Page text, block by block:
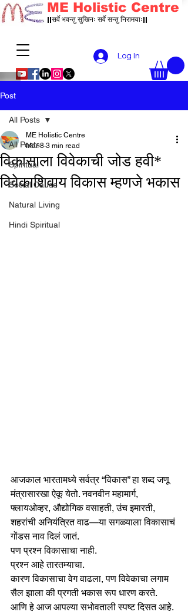
ME Holistic Centre
||सर्वे भवन्तु सुखिनः सर्वे सन्तु निरामयाः||
Log In
Post
All Posts
Spiritual
Social Cause
Natural Living
Hindi Spiritual
All Posts
विकासाला विवेकाची जोड हवी*
विवेकाशिवाय विकास म्हणजे भकास
ME Holistic Centre
Mar 8 3 min read
आजकाल भारतामध्ये सर्वत्र “विकास” हा शब्द जणू
मंत्रासारखा ऐकू येतो. नवनवीन महामार्ग,
फ्लायओव्हर, औद्योगिक वसाहती, उंच इमारती,
शहरांची अनियंत्रित वाढ—या सगळ्याला विकासाचं
गोंडस नाव दिलं जातं.
पण प्रश्न विकासाचा नाही.
प्रश्न आहे तारतम्याचा.
कारण विकासाचा वेग वाढला, पण विवेकाचा लगाम
सैल झाला की प्रगती भकास रूप धारण करते.
आणि हे आज आपल्या सभोवताली स्पष्ट दिसत आहे.